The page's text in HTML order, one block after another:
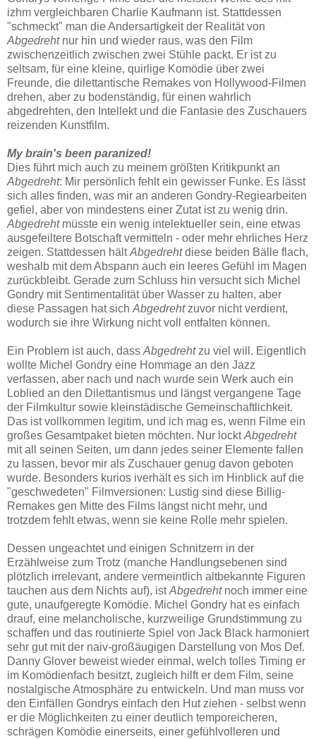
izhm vergleichbaren Charlie Kaufmann ist. Stattdessen
"schmeckt" man die Andersartigkeit der Realität von
Abgedrehtnur hin und wieder raus, was den Film
zwischenzeitlich zwischen zwei Stühle packt. Er ist zu
seltsam, für eine kleine, quirlige Komödie über zwei
Freunde, die dilettantische Remakes von Hollywood-Filmen
drehen, aber zu bodenständig, für einen wahrlich
abgedrehten, den Intellekt und die Fantasie des Zuschauers
reizenden Kunstfilm.
My brain's been paranized!
Dies führt mich auch zu meinem größten Kritikpunkt an
Abgedreht: Mir persönlich fehlt ein gewisser Funke. Es lässt
sich alles finden, was mir an anderen Gondry-Regiearbeiten
gefiel, aber von mindestens einer Zutat ist zu wenig drin.
Abgedrehtmüsste ein wenig intelektueller sein, eine etwas
ausgefeiltere Botschaft vermitteln - oder mehr ehrliches Herz
zeigen. Stattdessen hältAbgedrehtdiese beiden Bälle flach,
weshalb mit dem Abspann auch ein leeres Gefühl im Magen
zurückbleibt. Gerade zum Schluss hin versucht sich Michel
Gondry mit Sentimentalität über Wasser zu halten, aber
diese Passagen hat sich Abgedrehtzuvor nicht verdient,
wodurch sie ihre Wirkung nicht voll entfalten können.
Ein Problem ist auch, dass Abgedrehtzu viel will. Eigentlich
wollte Michel Gondry eine Hommage an den Jazz
verfassen, aber nach und nach wurde sein Werk auch ein
Loblied an den Dilettantismus und längst vergangene Tage
der Filmkultur sowie kleinstädische Gemeinschaftlichkeit.
Das ist vollkommen legitim, und ich mag es, wenn Filme ein
großes Gesamtpaket bieten möchten. Nur locktAbgedreht
mit all seinen Seiten, um dann jedes seiner Elemente fallen
zu lassen, bevor mir als Zuschauer genug davon geboten
wurde. Besonders kurios iverhält es sich im Hinblick auf die
"geschwedeten" Filmversionen: Lustig sind diese Billig-
Remakes gen Mitte des Films längst nicht mehr, und
trotzdem fehlt etwas, wenn sie keine Rolle mehr spielen.
Dessen ungeachtet und einigen Schnitzern in der
Erzählweise zum Trotz (manche Handlungsebenen sind
plötzlich irrelevant, andere vermeintlich altbekannte Figuren
tauchen aus dem Nichts auf), istAbgedrehtnoch immer eine
gute, unaufgeregte Komödie. Michel Gondry hat es einfach
drauf, eine melancholische, kurzweilige Grundstimmung zu
schaffen und das routinierte Spiel von Jack Black harmoniert
sehr gut mit der naiv-großäugigen Darstellung von Mos Def.
Danny Glover beweist wieder einmal, welch tolles Timing er
im Komödienfach besitzt, zugleich hilft er dem Film, seine
nostalgische Atmosphäre zu entwickeln. Und man muss vor
den Einfällen Gondrys einfach den Hut ziehen - selbst wenn
er die Möglichkeiten zu einer deutlich temporeicheren,
schrägen Komödie einerseits, einer gefühlvolleren und